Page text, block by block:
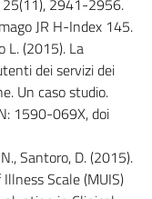
JR H-Index 145.
L. (2015). La
dei servizi dei
Un caso studio.
1590-069X, doi
Santoro, D. (2015).
Scale (MUIS)